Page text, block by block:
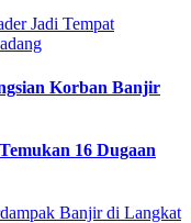
Korban Banjir
16 Dugaan